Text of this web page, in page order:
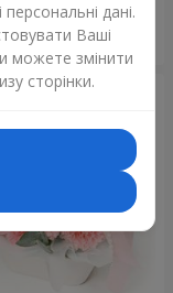
Замовити
дані.
Ваші
можете змінити
сторінки.